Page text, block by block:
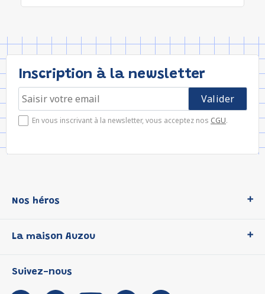
Inscription à la newsletter
En vous inscrivant à la newsletter, vous acceptez nos CGU.
Nos héros
P'tit Loup
Les Influenceuses
La maison Auzou
Notre histoire
Suivez-nous